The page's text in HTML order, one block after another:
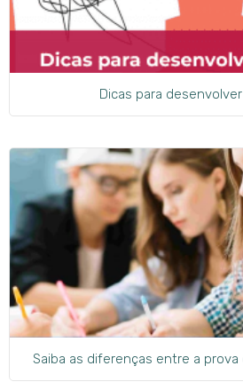
Dicas para
Saiba as diferenças entre a prova